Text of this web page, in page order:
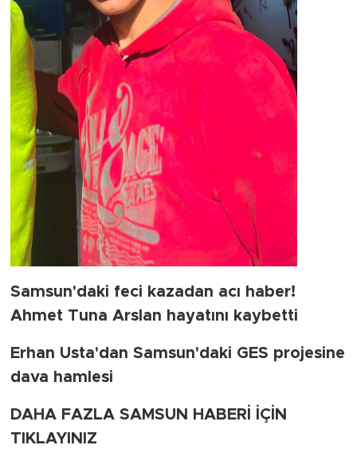
Samsun'daki feci kazadan acı haber!
Ahmet Tuna Arslan hayatını kaybetti
Erhan Usta'dan Samsun'daki GES projesine
dava hamlesi
DAHA FAZLA SAMSUN HABERİ İÇİN
TIKLAYINIZ